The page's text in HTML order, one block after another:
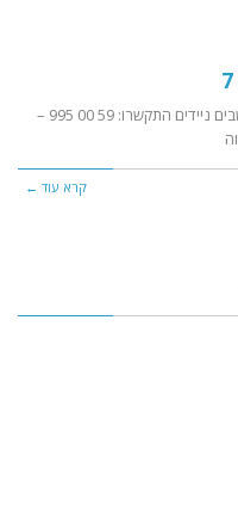
למעבדה לתיקון טאבלטים, סמארטפונים ומחשבים ניידים התקשרו: 59 00 995 –
קרא עוד ←